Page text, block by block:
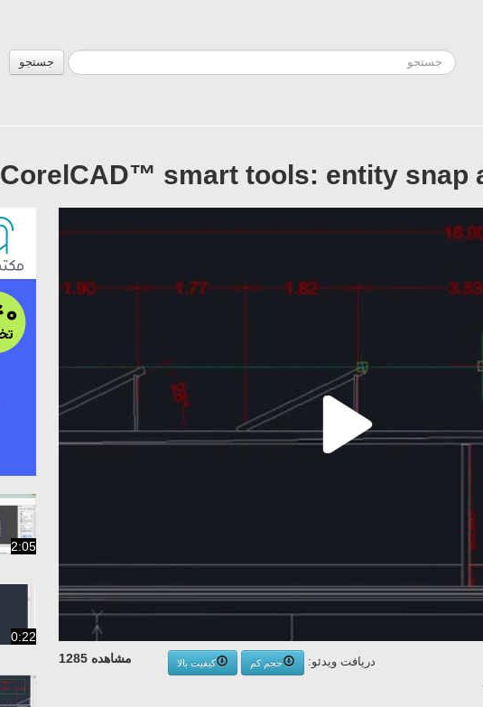
جستجو
CorelCAD™ smart tools: entity snap
مشاهده 1285 دریافت ویدئو: حجم کم
کیفیت بالا
2:05
0:22